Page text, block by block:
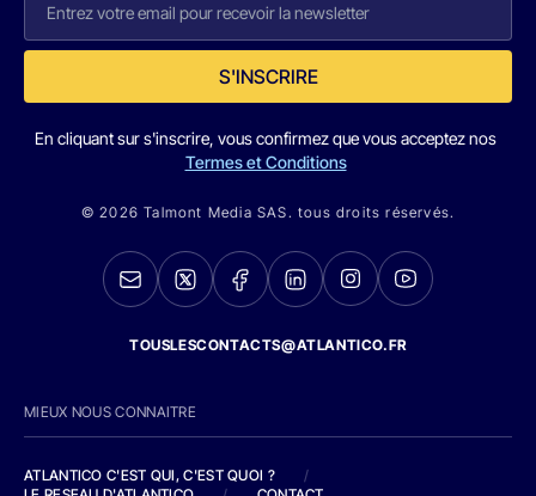
S'INSCRIRE
En cliquant sur s'inscrire, vous confirmez que vous acceptez nos
Termes et Conditions
© 2026 Talmont Media SAS. tous droits réservés.
TOUSLESCONTACTS@ATLANTICO.FR
MIEUX NOUS CONNAITRE
ATLANTICO C'EST QUI, C'EST QUOI ?
/